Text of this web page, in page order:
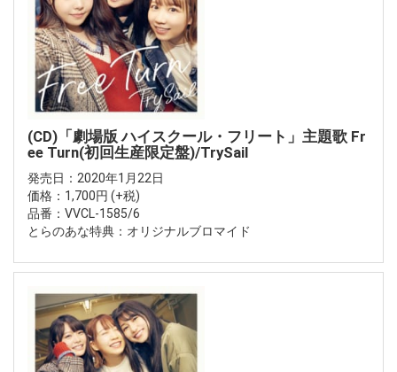
(CD)「劇場版 ハイスクール・フリート」主題歌 Fr
ee Turn(初回生産限定盤)/TrySail
発売日：2020年1月22日
価格：1,700円 (+税)
品番：VVCL-1585/6
とらのあな特典：オリジナルブロマイド